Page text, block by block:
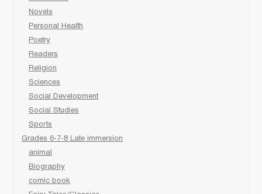
Novels
Personal Health
Poetry
Readers
Religion
Sciences
Social Development
Social Studies
Sports
Grades 6-7-8 Late immersion
animal
Biography
comic book